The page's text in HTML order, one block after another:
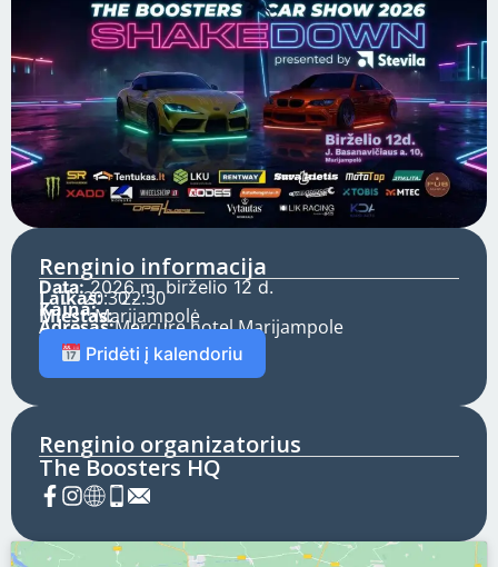
Renginio informacija
Data:2026 m. birželio 12 d.
Laikas:20:30 -22:30
Kaina:
Miestas:Marijampolė
Adresas:Mercure hotel Marijampole
Pridėti į kalendoriu
Renginio organizatorius
The Boosters HQ